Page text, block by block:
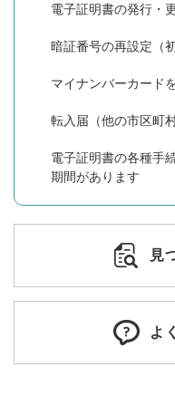
電子証明書の発行・
暗証番号の再設定（
マイナンバーカード
転入届（他の市区町
電子証明書の各種手
期間があります
見
よ